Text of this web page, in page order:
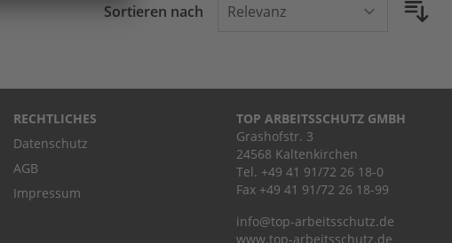
Sortieren nach
RECHTLICHES
Datenschutz
AGB
Impressum
TOP ARBEITSSCHUTZ GMBH
Grashofstr. 3
24568 Kaltenkirchen
Tel. +49 41 91/72 26 18-0
Fax +49 41 91/72 26 18-99
info@top-arbeitsschutz.de
www.top-arbeitsschutz.de